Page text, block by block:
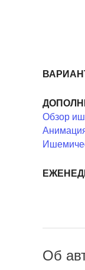
Обзор
Об